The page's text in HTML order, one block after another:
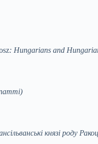
: Hungarians and
)
князі роду